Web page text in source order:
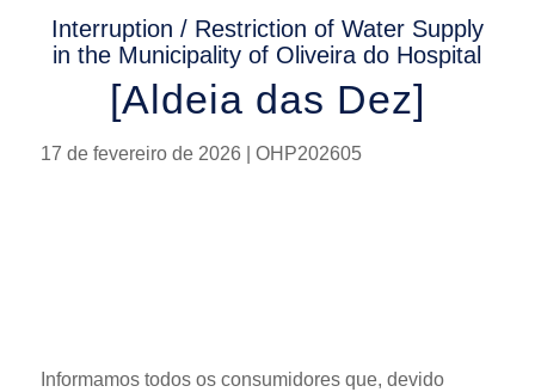
Interruption / Restriction of Water Supply
in the Municipality of Oliveira do Hospital
[Aldeia das Dez]
17 de fevereiro de 2026 | OHP202605
Informamos todos os consumidores que, devido